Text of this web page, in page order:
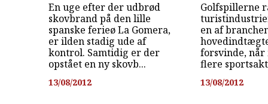
En uge efter der udbrød
skovbrand på den lille
spanske ferieø La Gomera,
er ilden stadig ude af
kontrol. Samtidig er der
opstået en ny skovb...
13/08/2012
Golfspillerne
en af
forsvinde, når
flere
13/08/2012